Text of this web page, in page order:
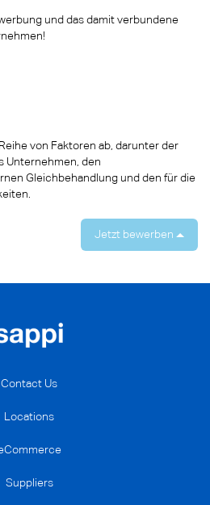
und das damit verbundene
von Faktoren ab, darunter der
Unternehmen, den
Gleichbehandlung und den für die
Jetzt bewerben
Contact Us
Locations
Suppliers